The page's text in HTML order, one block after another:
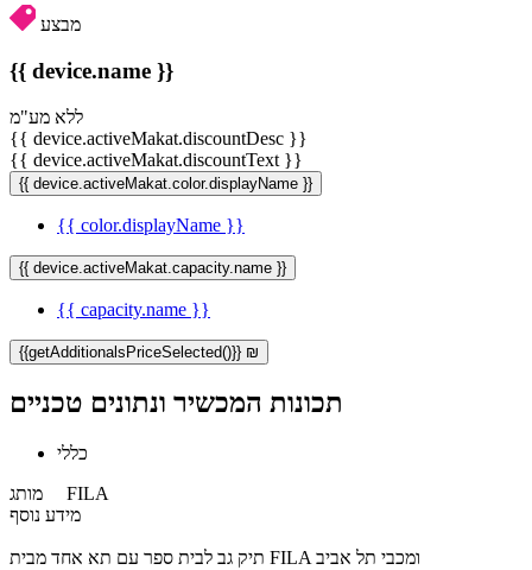
מבצע
{{ device.name }}
ללא מע"מ
{{ device.activeMakat.discountDesc }}
{{ device.activeMakat.discountText }}
{{ device.activeMakat.color.displayName }}
{{ color.displayName }}
{{ device.activeMakat.capacity.name }}
{{ capacity.name }}
{{getAdditionalsPriceSelected()}} ₪
תכונות המכשיר ונתונים טכניים
כללי
מותג FILA
מידע נוסף
תיק גב לבית ספר עם תא אחד מבית FILA ומכבי תל אביב